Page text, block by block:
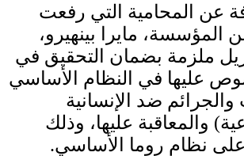
عن المحامية التي رفعت
المؤسسة، مايرا بينهيرو،
ملزمة بضمان التحقيق في
عليها في النظام الأساسي
ضد الإنسانية
والمعاقبة عليها، وذلك
على نظام روما الأساسي.